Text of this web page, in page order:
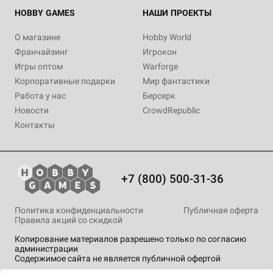
HOBBY GAMES
О магазине
Франчайзинг
Игры оптом
Корпоративные подарки
Работа у нас
Новости
Контакты
НАШИ ПРОЕКТЫ
Hobby World
Игрокон
Warforge
Мир фантастики
Берсерк
CrowdRepublic
+7 (800) 500-31-36
Копирование материалов разрешено только по согласию
администрации
Содержимое сайта не является публичной офертой
Политика конфиденциальности
Публичная оферта
Правила акций со скидкой